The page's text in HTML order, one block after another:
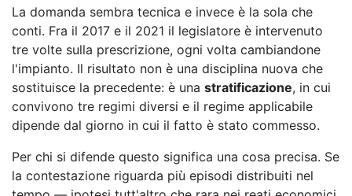
La domanda sembra tecnica e invece è la sola che
conti. Fra il 2017 e il 2021 il legislatore è intervenuto
tre volte sulla prescrizione, ogni volta cambiandone
l'impianto. Il risultato non è una disciplina nuova che
sostituisce la precedente: è una stratificazione, in cui
convivono tre regimi diversi e il regime applicabile
dipende dal giorno in cui il fatto è stato commesso.
Per chi si difende questo significa una cosa precisa. Se
la contestazione riguarda più episodi distribuiti nel